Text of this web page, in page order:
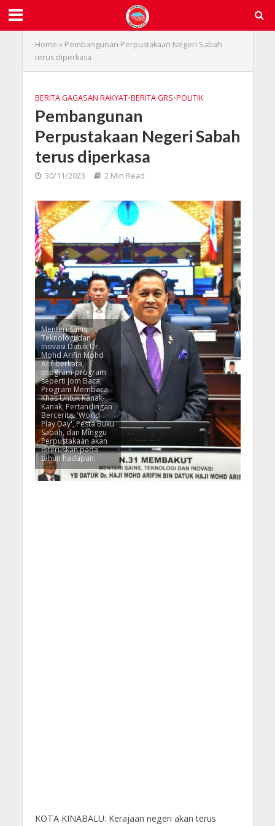
Home » Pembangunan Perpustakaan Negeri Sabah
terus diperkasa
BERITA GAGASAN RAKYAT•BERITA GRS•POLITIK
Pembangunan
Perpustakaan Negeri Sabah
terus diperkasa
30/11/2023 2 Min Read
Menteri Sains,
Teknologi dan
Inovasi Datuk Dr.
Mohd Arifin Mohd
Arif berkata,
program-program
seperti Jom Baca,
Program Membaca
Khas Untuk Kanak-
Kanak, Pertandingan
Bercerita, 'World
Play Day', Pesta Buku
Sabah, dan Minggu
Perpustakaan akan
diteruskan pada
tahun hadapan.
KOTA KINABALU: Kerajaan negeri akan terus